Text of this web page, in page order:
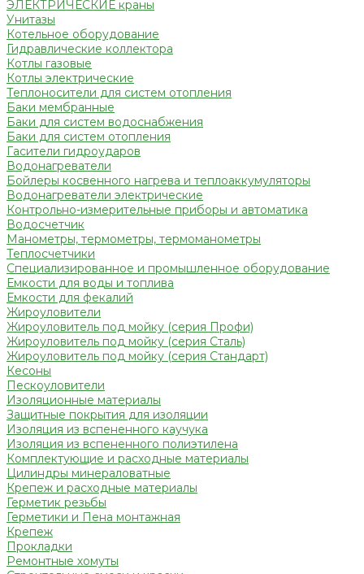
ЭЛЕКТРИЧЕСКИЕ краны
Унитазы
Котельное оборудование
Гидравлические коллектора
Котлы газовые
Котлы электрические
Теплоносители для систем отопления
Баки мембранные
Баки для систем водоснабжения
Баки для систем отопления
Гасители гидроударов
Водонагреватели
Бойлеры косвенного нагрева и теплоаккумуляторы
Водонагреватели электрические
Контрольно-измерительные приборы и автоматика
Водосчетчик
Манометры, термометры, термоманометры
Теплосчетчики
Специализированное и промышленное оборудование
Емкости для воды и топлива
Емкости для фекалий
Жироуловители
Жироуловитель под мойку (серия Профи)
Жироуловитель под мойку (серия Сталь)
Жироуловитель под мойку (серия Стандарт)
Кесоны
Пескоуловители
Изоляционные материалы
Защитные покрытия для изоляции
Изоляция из вспененного каучука
Изоляция из вспененного полиэтилена
Комплектующие и расходные материалы
Цилиндры минераловатные
Крепеж и расходные материалы
Герметик резьбы
Герметики и Пена монтажная
Крепеж
Прокладки
Ремонтные хомуты